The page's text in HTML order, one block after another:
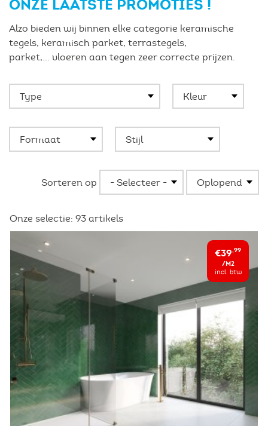
ONZE LAATSTE PROMOTIES !
Alzo bieden wij binnen elke categorie keramische
tegels, keramisch parket, terrastegels,
parket,... vloeren aan tegen zeer correcte prijzen.
Sorteren op
Onze selectie: 93 artikels
€39,99
/M2
incl. btw